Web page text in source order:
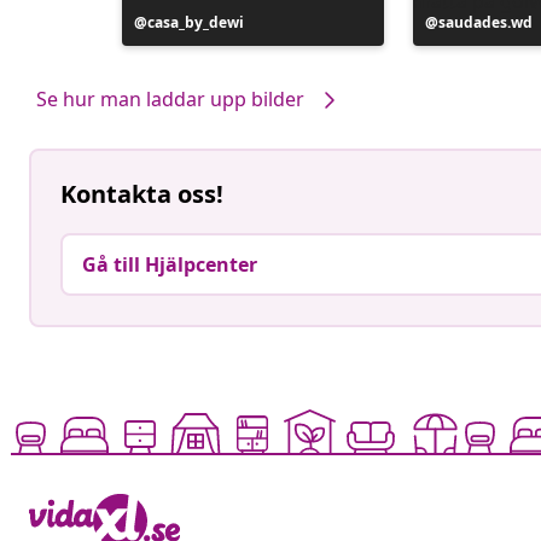
Inlägg
publicerat
casa_by_dewi
Inlägg
publicerat
saudades.wd
Se hur man laddar upp bilder
Kontakta oss!
Gå till Hjälpcenter